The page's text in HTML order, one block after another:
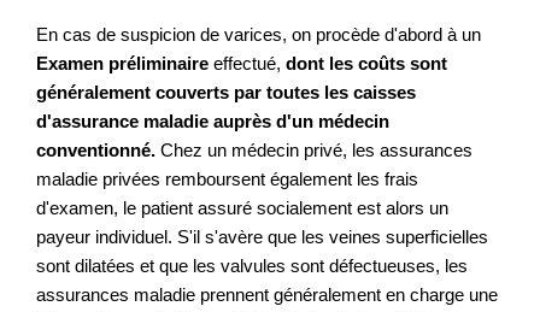
En cas de suspicion de varices, on procède d'abord à un
Examen préliminaireeffectué,dont les coûts sont
généralement couverts par toutes les caisses
d'assurance maladie auprès d'un médecin
conventionné. Chez un médecin privé, les assurances
maladie privées remboursent également les frais
d'examen, le patient assuré socialement est alors un
payeur individuel. S'il s'avère que les veines superficielles
sont dilatées et que les valvules sont défectueuses, les
assurances maladie prennent généralement en charge une